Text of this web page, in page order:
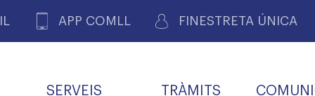
APP COMLL FINESTRETA ÚNICA
SERVEIS TRÀMITS